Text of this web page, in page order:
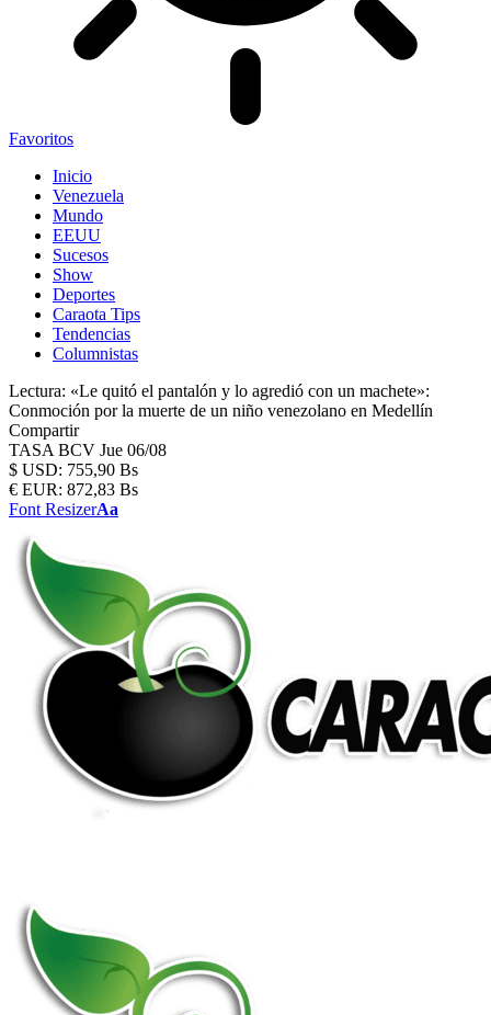
Favoritos
Inicio
Venezuela
Mundo
EEUU
Sucesos
Show
Deportes
Caraota Tips
Tendencias
Columnistas
Lectura: «Le quitó el pantalón y lo agredió con un machete»:
Conmoción por la muerte de un niño venezolano en Medellín
Compartir
TASA BCV Jue 06/08
$ USD: 755,90 Bs
€ EUR: 872,83 Bs
Font ResizerAa